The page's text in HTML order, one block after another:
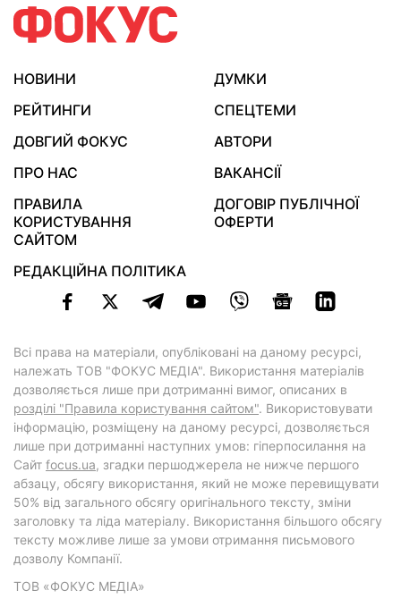
НОВИНИ
ДУМКИ
РЕЙТИНГИ
СПЕЦТЕМИ
ДОВГИЙ ФОКУС
АВТОРИ
ПРО НАС
ВАКАНСІЇ
ПРАВИЛА
КОРИСТУВАННЯ
САЙТОМ
ДОГОВІР ПУБЛІЧНОЇ
ОФЕРТИ
РЕДАКЦІЙНА ПОЛІТИКА
Всі права на матеріали, опубліковані на даному ресурсі,
належать ТОВ "ФОКУС МЕДІА". Використання матеріалів
дозволяється лише при дотриманні вимог, описаних в
розділі "Правила користування сайтом". Використовувати
інформацію, розміщену на даному ресурсі, дозволяється
лише при дотриманні наступних умов: гіперпосилання на
Cайт focus.ua, згадки першоджерела не нижче першого
абзацу, обсягу використання, який не може перевищувати
50% від загального обсягу оригінального тексту, зміни
заголовку та ліда матеріалу. Використання більшого обсягу
тексту можливе лише за умови отримання письмового
дозволу Компанії.
ТОВ «ФОКУС МЕДІА»